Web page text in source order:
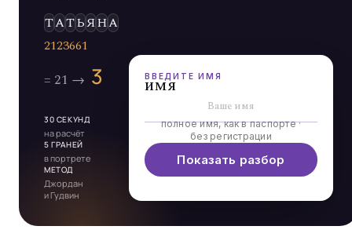
30 СЕКУНД
на расчёт
5 ГРАНЕЙ
в портрете
МЕТОД
Джордан
и Гудвин
ВВЕДИТЕ ИМЯ
имя
полное имя, как в паспорте ·
без регистрации
Показать разбор